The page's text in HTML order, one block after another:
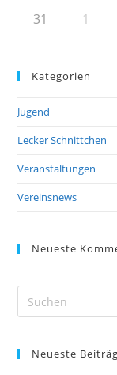
31 1
Kategorien
Jugend
Lecker Schnittchen
Veranstaltungen
Vereinsnews
Neueste
Neueste